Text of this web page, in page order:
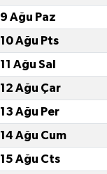
9 Ağu Paz
10 Ağu Pts
11 Ağu Sal
12 Ağu Çar
13 Ağu Per
14 Ağu Cum
15 Ağu Cts